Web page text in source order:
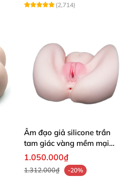
(2,714)
Âm đạo giả silicone trần
tam giác vàng mềm mại
thật nhất
1.050.000₫
1.312.000₫
-20%